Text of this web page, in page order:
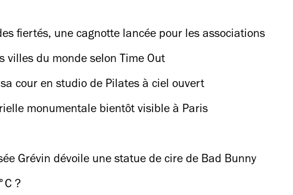
fiertés, une cagnotte lancée pour les associations
villes du monde selon Time Out
cour en studio de Pilates à ciel ouvert
monumentale bientôt visible à Paris
Grévin dévoile une statue de cire de Bad Bunny
?